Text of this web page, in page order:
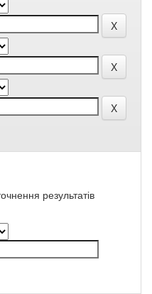
результатів